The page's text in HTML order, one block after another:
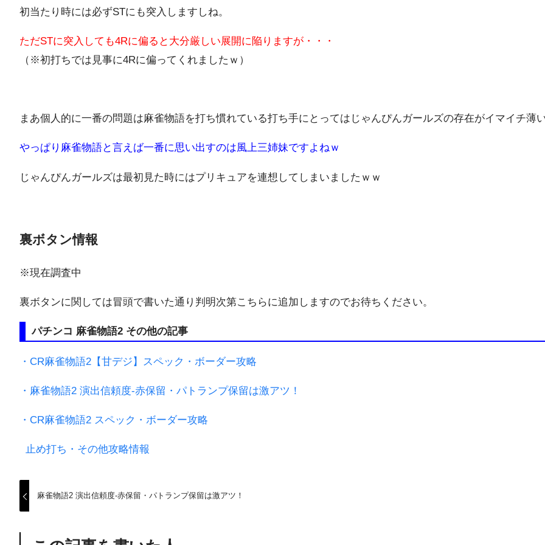
初当たり時には必ずSTにも突入しますしね。
ただSTに突入しても4Rに偏ると大分厳しい展開に陥りますが・・・
（※初打ちでは見事に4Rに偏ってくれましたｗ）
まあ個人的に一番の問題は麻雀物語を打ち慣れている打ち手にとってはじゃんぴんガールズの存在がイマイチ薄
やっぱり麻雀物語と言えば一番に思い出すのは風上三姉妹ですよねｗ
じゃんぴんガールズは最初見た時にはプリキュアを連想してしまいましたｗｗ
裏ボタン情報
※現在調査中
裏ボタンに関しては冒頭で書いた通り判明次第こちらに追加しますのでお待ちください。
パチンコ 麻雀物語2 その他の記事
・CR麻雀物語2【甘デジ】スペック・ボーダー攻略
・麻雀物語2 演出信頼度-赤保留・パトランプ保留は激アツ！
・CR麻雀物語2 スペック・ボーダー攻略
止め打ち・その他攻略情報
麻雀物語2 演出信頼度-赤保留・パトランプ保留は激アツ！